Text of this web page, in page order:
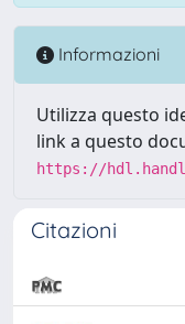
Informazioni
Utilizza questo
link a questo
https://
Citazioni